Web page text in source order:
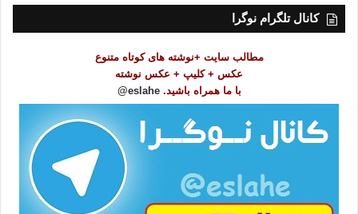
کانال تلگرام نوگرا
مطالب سایت +نوشته های کوتاه متنوع
عکس + کلیپ + عکس نوشته
با ما همراه باشید. eslahe@